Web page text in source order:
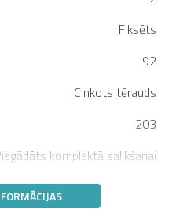
Fiksēts
92
Cinkots tērauds
203
komplektā salikšanai